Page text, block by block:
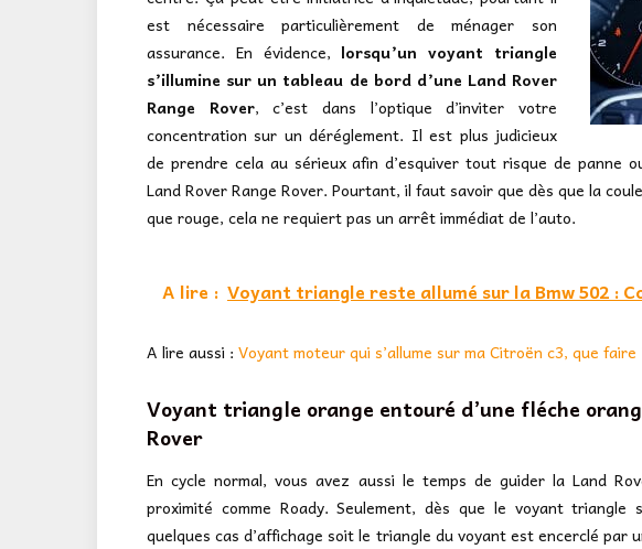
est nécessaire particulièrement de ménager son
assurance. En évidence, lorsqu’un voyant triangle
s’illumine sur un tableau de bord d’une Land Rover
Range Rover, c’est dans l’optique d’inviter votre
concentration sur un déréglement. Il est plus judicieux
de prendre cela au sérieux afin d’esquiver tout risque de panne
Land Rover Range Rover. Pourtant, il faut savoir que dès que la
que rouge, cela ne requiert pas un arrêt immédiat de l’auto.
A lire : Voyant triangle reste allumé sur la Bmw 502 :
A lire aussi : Voyant moteur qui s’allume sur ma Citroën c3, que faire
Voyant triangle orange entouré d’une fléche
Rover
En cycle normal, vous avez aussi le temps de guider la Land
proximité comme Roady. Seulement, dès que le voyant triangle
quelques cas d’affichage soit le triangle du voyant est encerclé par